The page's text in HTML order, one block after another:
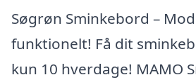
Søgrøn Sminkebord –
funktionelt! Få dit
kun 10 hverdage! MAMO